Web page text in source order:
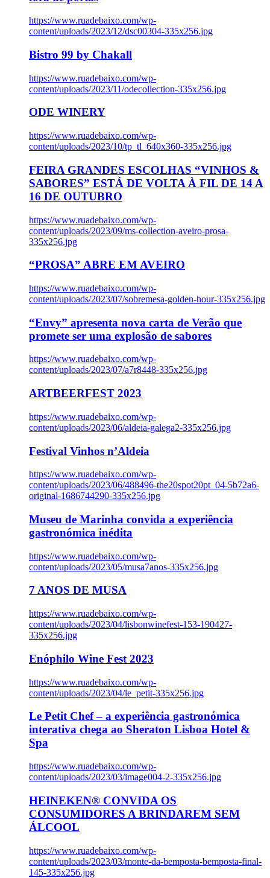
https://www.ruadebaixo.com/wp-
content/uploads/2023/12/dsc00304-335x256.jpg
Bistro 99 by Chakall
https://www.ruadebaixo.com/wp-
content/uploads/2023/11/odecollection-335x256.jpg
ODE WINERY
https://www.ruadebaixo.com/wp-
content/uploads/2023/10/tp_tl_640x360-335x256.jpg
FEIRA GRANDES ESCOLHAS “VINHOS &
SABORES” ESTÁ DE VOLTA À FIL DE 14 A
16 DE OUTUBRO
https://www.ruadebaixo.com/wp-
content/uploads/2023/09/ms-collection-aveiro-prosa-
335x256.jpg
“PROSA” ABRE EM AVEIRO
https://www.ruadebaixo.com/wp-
content/uploads/2023/07/sobremesa-golden-hour-335x256.jpg
“Envy” apresenta nova carta de Verão que
promete ser uma explosão de sabores
https://www.ruadebaixo.com/wp-
content/uploads/2023/07/a7r8448-335x256.jpg
ARTBEERFEST 2023
https://www.ruadebaixo.com/wp-
content/uploads/2023/06/aldeia-galega2-335x256.jpg
Festival Vinhos n’Aldeia
https://www.ruadebaixo.com/wp-
content/uploads/2023/06/488496-the20spot20pt_04-5b72a6-
original-1686744290-335x256.jpg
Museu de Marinha convida a experiência
gastronómica inédita
https://www.ruadebaixo.com/wp-
content/uploads/2023/05/musa7anos-335x256.jpg
7 ANOS DE MUSA
https://www.ruadebaixo.com/wp-
content/uploads/2023/04/lisbonwinefest-153-190427-
335x256.jpg
Enóphilo Wine Fest 2023
https://www.ruadebaixo.com/wp-
content/uploads/2023/04/le_petit-335x256.jpg
Le Petit Chef – a experiência gastronómica
interativa chega ao Sheraton Lisboa Hotel &
Spa
https://www.ruadebaixo.com/wp-
content/uploads/2023/03/image004-2-335x256.jpg
HEINEKEN® CONVIDA OS
CONSUMIDORES A BRINDAREM SEM
ÁLCOOL
https://www.ruadebaixo.com/wp-
content/uploads/2023/03/monte-da-bemposta-bemposta-final-
145-335x256.jpg